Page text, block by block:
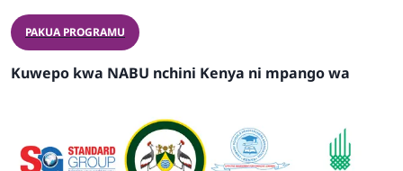
PAKUA PROGRAMU
Kuwepo kwa NABU nchini Kenya ni mpango wa